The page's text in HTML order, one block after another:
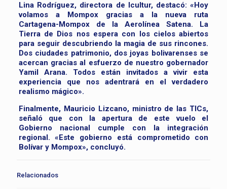
Lina Rodríguez, directora de Icultur, destacó: «Hoy
volamos a Mompox gracias a la nueva ruta
Cartagena-Mompox de la Aerolínea Satena. La
Tierra de Dios nos espera con los cielos abiertos
para seguir descubriendo la magia de sus rincones.
Dos ciudades patrimonio, dos joyas bolivarenses se
acercan gracias al esfuerzo de nuestro gobernador
Yamil Arana. Todos están invitados a vivir esta
experiencia que nos adentrará en el verdadero
realismo mágico».
Finalmente, Mauricio Lizcano, ministro de las TICs,
señaló que con la apertura de este vuelo el
Gobierno nacional cumple con la integración
regional. «Este gobierno está comprometido con
Bolívar y Mompox», concluyó.
Relacionados